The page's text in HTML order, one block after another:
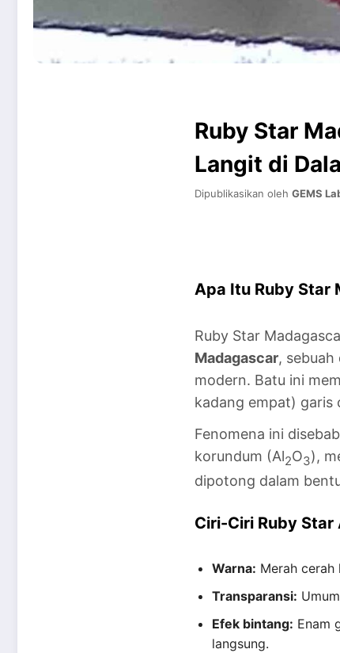
Ruby Star
Langit di
Dipublikasikan oleh GEMS
Apa Itu Ruby Star
Ruby Star
Madagascar,
modern. Batu ini
kadang empat) garis
Fenomena ini
korundum (Al2O3),
dipotong dalam
Ciri-Ciri Ruby
Warna: Merah
Transparansi:
Efek bintang: Enam
langsung.